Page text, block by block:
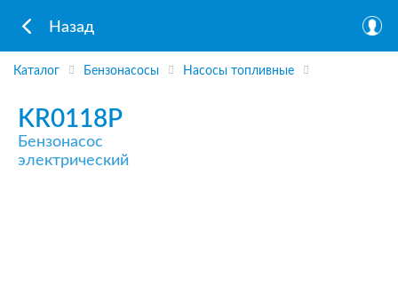
Назад
Каталог Бензонасосы Насосы топливные
KR0118P
Бензонасос
электрический